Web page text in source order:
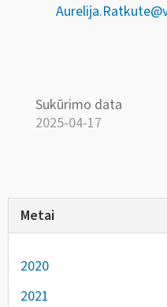
Sukūrimo data
2025-04-17
Metai
2020
2021